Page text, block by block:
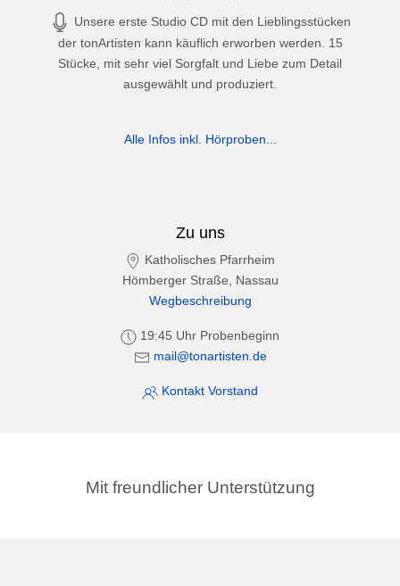
Unsere erste Studio CD mit den Lieblingsstücken
der tonArtisten kann käuflich erworben werden. 15
Stücke, mit sehr viel Sorgfalt und Liebe zum Detail
ausgewählt und produziert.
Alle Infos inkl. Hörproben...
Zu uns
Katholisches Pfarrheim
Hömberger Straße, Nassau
Wegbeschreibung
19:45 Uhr Probenbeginn
mail@tonartisten.de
Kontakt Vorstand
Mit freundlicher Unterstützung